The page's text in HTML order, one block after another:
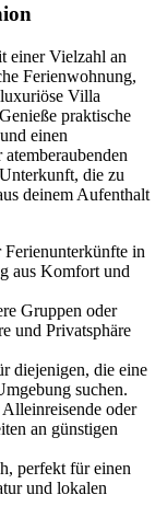
einer Vielzahl an
Ferienwohnung,
Villa
praktische
einen
die zu
deinem Aufenthalt
in
aus Komfort und
Gruppen oder
und Privatsphäre
diejenigen, die eine
suchen.
oder
an günstigen
perfekt für einen
und lokalen